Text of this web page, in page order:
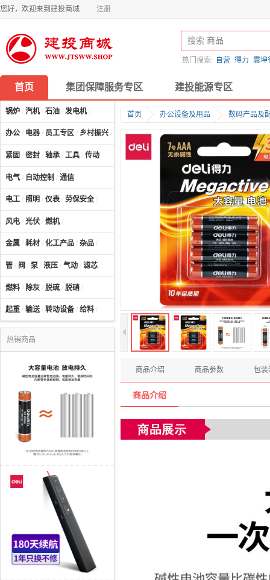
您好，欢迎来到建投商城 注册
热门搜索: 自营 得力 震坤
首页 集团保障服务专区 建投能源专区
锅炉 / 汽机/ 石油 / 发电机/
办公 / 电器 / 员工专区 / 乡村振兴 / 计算机及配件
紧固 / 密封 / 轴承 / 工具 / 传动
电气 / 自动控制 / 通信
电工 / 照明 / 仪表 / 劳保安全 /
风电 / 光伏 / 燃机/
金属 / 耗材 / 化工产品 / 杂品 /
管 / 阀 / 泵 / 液压 / 气动 / 滤芯
燃料 / 除灰 / 脱硫 / 脱硝 /
起重 / 输送/ 转动设备 / 给料 /
热销商品
首页 办公设备及用品 数码产品及
商品介绍 商品参数 包装
商品介绍